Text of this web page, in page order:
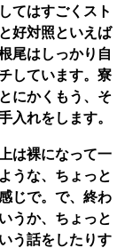
てはすごくスト
好対照といえば
尾はしっかり自
しています。寮
にかくもう、そ
入れをします。
は裸になって一
うな、ちょっと
じで。で、終わ
うか、ちょっと
う話をしたりす